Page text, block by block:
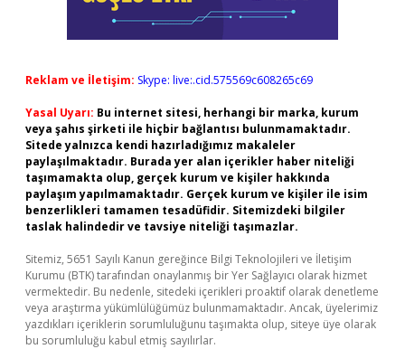
Reklam ve İletişim: Skype: live:.cid.575569c608265c69
Yasal Uyarı: Bu internet sitesi, herhangi bir marka, kurum
veya şahıs şirketi ile hiçbir bağlantısı bulunmamaktadır.
Sitede yalnızca kendi hazırladığımız makaleler
paylaşılmaktadır. Burada yer alan içerikler haber niteliği
taşımamakta olup, gerçek kurum ve kişiler hakkında
paylaşım yapılmamaktadır. Gerçek kurum ve kişiler ile isim
benzerlikleri tamamen tesadüfidir. Sitemizdeki bilgiler
taslak halindedir ve tavsiye niteliği taşımazlar.
Sitemiz, 5651 Sayılı Kanun gereğince Bilgi Teknolojileri ve İletişim
Kurumu (BTK) tarafından onaylanmış bir Yer Sağlayıcı olarak hizmet
vermektedir. Bu nedenle, sitedeki içerikleri proaktif olarak denetleme
veya araştırma yükümlülüğümüz bulunmamaktadır. Ancak, üyelerimiz
yazdıkları içeriklerin sorumluluğunu taşımakta olup, siteye üye olarak
bu sorumluluğu kabul etmiş sayılırlar.